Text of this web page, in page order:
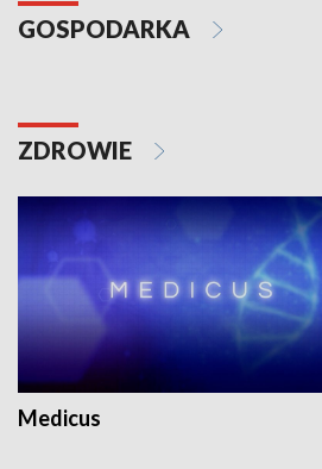
GOSPODARKA
ZDROWIE
Medicus